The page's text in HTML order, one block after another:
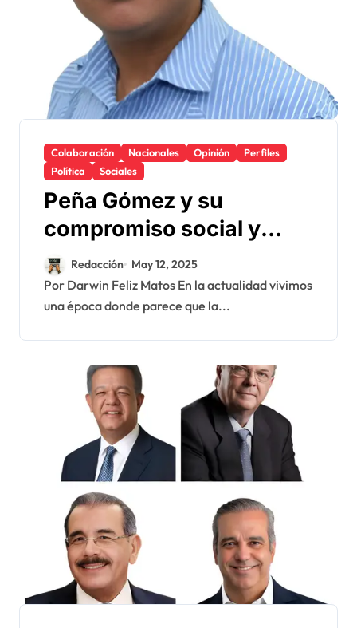
Colaboración Nacionales Opinión
Perfiles
Política
Sociales
Peña Gómez y su
compromiso social y
político
Redacción May 12, 2025
Por Darwin Feliz Matos En la actualidad vivimos
una época donde parece que la...